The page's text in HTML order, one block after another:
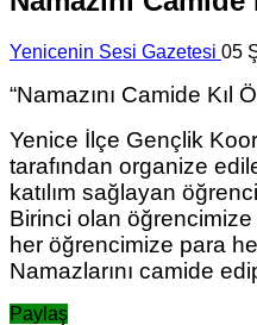
Yenicenin Sesi Gazetesi 05
“Namazını Camide
Yenice İlçe Gençlik
tarafından organize
katılım sağlayan
Birinci olan
her öğrencimize para
Namazlarını camide
Paylaş